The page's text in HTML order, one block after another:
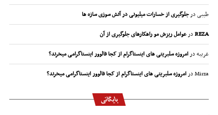
طیبیدرجلوگیری از خسارات میلیونی در آتش سوزی سازه ها
REZAدرعوامل ریزش مو راهکارهای جلوگیری از آن
غریبهدرامروزه سلبریتی های اینستاگرام از کجا فالوور اینستاگرامی میخرند؟
Mirzaدرامروزه سلبریتی های اینستاگرام از کجا فالوور اینستاگرامی میخرند؟
بایگانی